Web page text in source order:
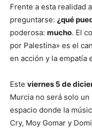
Frente a esta realidad
preguntarse: ¿qué
poderosa: mucho. El
por Palestina» es el
en acción y la empatía
Este viernes 5 de
Murcia no será solo
espacio donde la
Cry, Moy Gomar y